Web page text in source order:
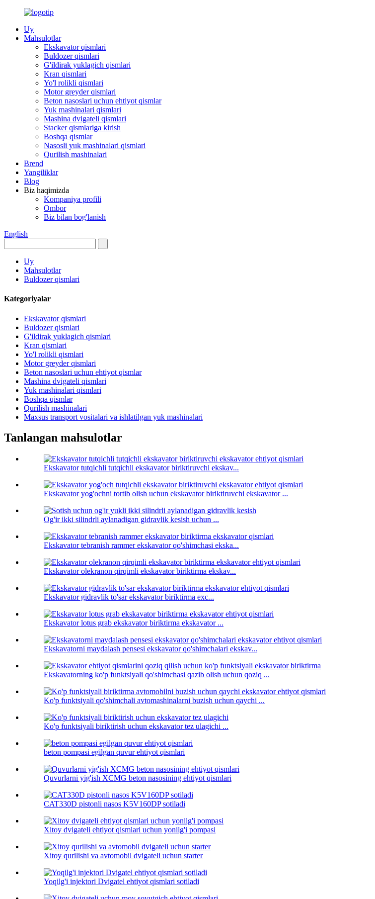
Uy
Mahsulotlar
Ekskavator qismlari
Buldozer qismlari
G'ildirak yuklagich qismlari
Kran qismlari
Yo'l rolikli qismlari
Motor greyder qismlari
Beton nasoslari uchun ehtiyot qismlar
Yuk mashinalari qismlari
Mashina dvigateli qismlari
Stacker qismlariga kirish
Boshqa qismlar
Nasosli yuk mashinalari qismlari
Qurilish mashinalari
Brend
Yangiliklar
Blog
Biz haqimizda
Kompaniya profili
Ombor
Biz bilan bog'lanish
English
Uy
Mahsulotlar
Buldozer qismlari
Kategoriyalar
Ekskavator qismlari
Buldozer qismlari
G'ildirak yuklagich qismlari
Kran qismlari
Yo'l rolikli qismlari
Motor greyder qismlari
Beton nasoslari uchun ehtiyot qismlar
Mashina dvigateli qismlari
Yuk mashinalari qismlari
Boshqa qismlar
Qurilish mashinalari
Maxsus transport vositalari va ishlatilgan yuk mashinalari
Tanlangan mahsulotlar
Ekskavator tutqichli tutqichli ekskavator biriktiruvchi ekskav...
Ekskavator yog'ochni tortib olish uchun ekskavator biriktiruvchi ekskavator ...
Og'ir ikki silindrli aylanadigan gidravlik kesish uchun ...
Ekskavator tebranish rammer ekskavator qo'shimchasi ekska...
Ekskavator olekranon qirqimli ekskavator biriktirma ekskav...
Ekskavator gidravlik to'sar ekskavator biriktirma exc...
Ekskavator lotus grab ekskavator biriktirma ekskavator ...
Ekskavatorni maydalash pensesi ekskavator qo'shimchalari ekskav...
Ekskavatorning ko'p funktsiyali qo'shimchasi qazib olish uchun qoziq ...
Ko'p funktsiyali qo'shimchali avtomashinalarni buzish uchun qaychi ...
Ko'p funktsiyali biriktirish uchun ekskavator tez ulagichi ...
beton pompasi egilgan quvur ehtiyot qismlari
Quvurlarni yig'ish XCMG beton nasosining ehtiyot qismlari
CAT330D pistonli nasos K5V160DP sotiladi
Xitoy dvigateli ehtiyot qismlari uchun yonilg'i pompasi
Xitoy qurilishi va avtomobil dvigateli uchun starter
Yoqilg'i injektori Dvigatel ehtiyot qismlari sotiladi